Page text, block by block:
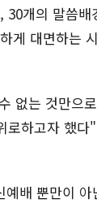
개의 말씀
게 대면하는
없는 것만으
하고자 했
배 뿐만이